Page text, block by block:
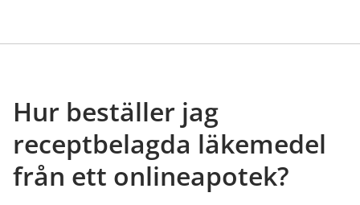
Hur beställer jag
receptbelagda läkemedel
från ett onlineapotek?